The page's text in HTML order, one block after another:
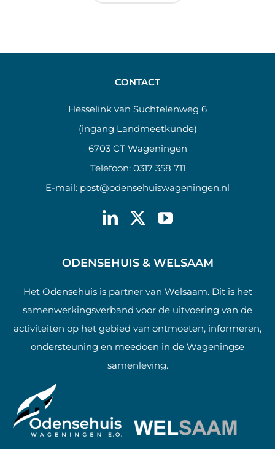
CONTACT
Hesselink van Suchtelenweg 6
(ingang Landmeetkunde)
6703 CT Wageningen
Telefoon: 0317 358 711
E-mail: post@odensehuiswageningen.nl
ODENSEHUIS & WELSAAM
Het Odensehuis is partner van Welsaam. Dit is het
samenwerkingsverband voor de uitvoering van de
activiteiten op het gebied van ontmoeten, informeren,
ondersteuning en meedoen in de Wageningse
samenleving.